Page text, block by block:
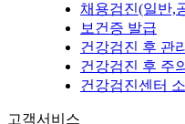
채용검진(일반,
보건증 발급
건강검진 후 관리
건강검진 후 주
건강검진센터
고객서비스